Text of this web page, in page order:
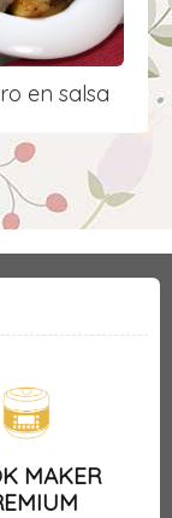
en salsa
MAKER